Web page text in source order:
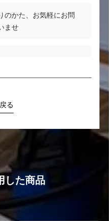
のかた、お気軽にお問
ませ
る
した商品